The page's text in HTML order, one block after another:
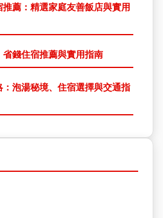
薦：精選家庭友善飯店與實用
錢住宿推薦與實用指南
泡湯秘境、住宿選擇與交通指